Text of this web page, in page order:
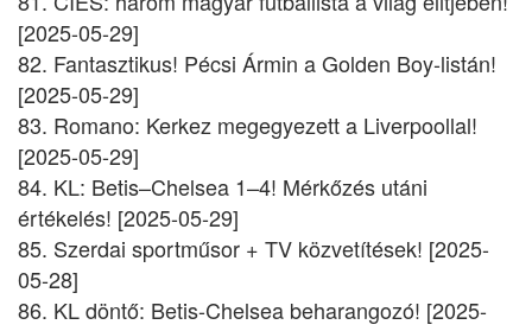
[2025-05-29]
82. Fantasztikus! Pécsi Ármin a Golden Boy-listán!
[2025-05-29]
83. Romano: Kerkez megegyezett a Liverpoollal!
[2025-05-29]
84. KL: Betis–Chelsea 1–4! Mérkőzés utáni
értékelés! [2025-05-29]
85. Szerdai sportműsor + TV közvetítések! [2025-
05-28]
86. KL döntő: Betis-Chelsea beharangozó! [2025-